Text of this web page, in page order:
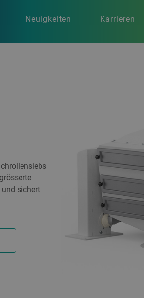
Neuigkeiten Karrieren
sichert